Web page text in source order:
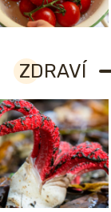
ZDRAVÍ